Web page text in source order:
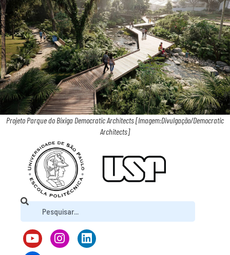
Projeto Parque do Bixiga Democratic Architects [Imagem:Divulgação/Democratic
Architects]